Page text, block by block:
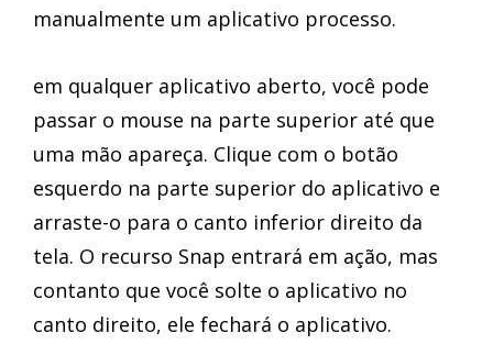
manualmente um aplicativo processo.
em qualquer aplicativo aberto, você pode
passar o mouse na parte superior até que
uma mão apareça. Clique com o botão
esquerdo na parte superior do aplicativo e
arraste-o para o canto inferior direito da
tela. O recurso Snap entrará em ação, mas
contanto que você solte o aplicativo no
canto direito, ele fechará o aplicativo.